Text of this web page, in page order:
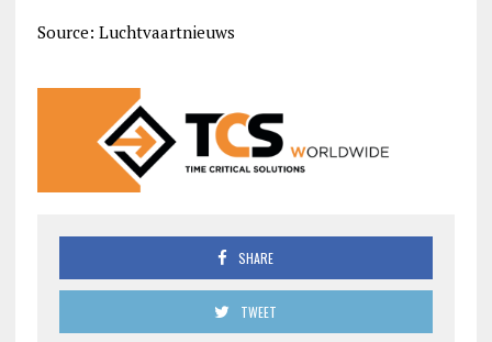
Source: Luchtvaartnieuws
SHARE
TWEET